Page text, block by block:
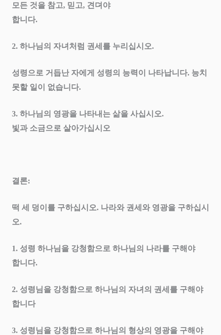
모든 것을 참고, 믿고, 견뎌야
합니다.
2. 하나님의 자녀처럼 권세를 누리십시오.
성령으로 거듭난 자에게 성령의 능력이 나타납니다. 능치
못할 일이 없습니다.
3. 하나님의 영광을 나타내는 삶을 사십시오.
빛과 소금으로 살아가십시오
결론:
떡 세 덩이를 구하십시오. 나라와 권세와 영광을 구하십시
오.
1. 성령 하나님을 강청함으로 하나님의 나라를 구해야
합니다.
2. 성령님을 강청함으로 하나님의 자녀의 권세를 구해야
합니다
3. 성령님을 강청함으로 하나님의 형상의 영광을 구해야